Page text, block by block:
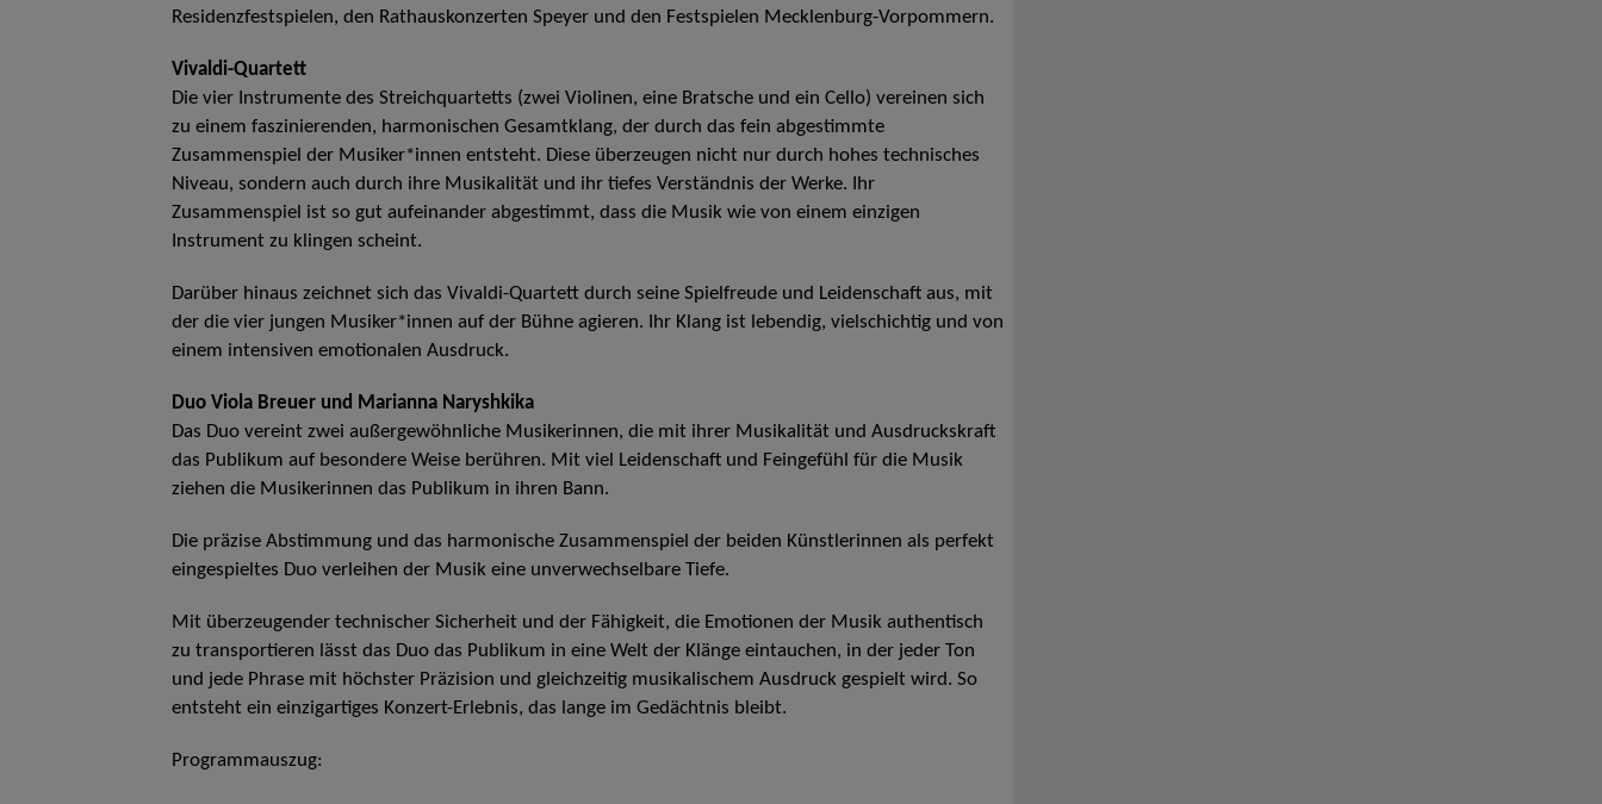
Residenzfestspielen, den Rathauskonzerten Speyer und den Festspielen Mecklenburg-Vorpommern.
Vivaldi-Quartett
Die vier Instrumente des Streichquartetts (zwei Violinen, eine Bratsche und ein Cello) vereinen sich
zu einem faszinierenden, harmonischen Gesamtklang, der durch das fein abgestimmte
Zusammenspiel der Musiker*innen entsteht. Diese überzeugen nicht nur durch hohes technisches
Niveau, sondern auch durch ihre Musikalität und ihr tiefes Verständnis der Werke. Ihr
Zusammenspiel ist so gut aufeinander abgestimmt, dass die Musik wie von einem einzigen
Instrument zu klingen scheint.
Darüber hinaus zeichnet sich das Vivaldi-Quartett durch seine Spielfreude und Leidenschaft aus, mit
der die vier jungen Musiker*innen auf der Bühne agieren. Ihr Klang ist lebendig, vielschichtig und von
einem intensiven emotionalen Ausdruck.
Duo Viola Breuer und Marianna Naryshkika
Das Duo vereint zwei außergewöhnliche Musikerinnen, die mit ihrer Musikalität und Ausdruckskraft
das Publikum auf besondere Weise berühren. Mit viel Leidenschaft und Feingefühl für die Musik
ziehen die Musikerinnen das Publikum in ihren Bann.
Die präzise Abstimmung und das harmonische Zusammenspiel der beiden Künstlerinnen als perfekt
eingespieltes Duo verleihen der Musik eine unverwechselbare Tiefe.
Mit überzeugender technischer Sicherheit und der Fähigkeit, die Emotionen der Musik authentisch
zu transportieren lässt das Duo das Publikum in eine Welt der Klänge eintauchen, in der jeder Ton
und jede Phrase mit höchster Präzision und gleichzeitig musikalischem Ausdruck gespielt wird. So
entsteht ein einzigartiges Konzert-Erlebnis, das lange im Gedächtnis bleibt.
Programmauszug: